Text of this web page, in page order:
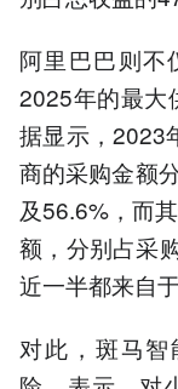
阿里巴巴则不
2025年的最大
据显示，2023
商的采购金额
及56.6%，而
额，分别占采
近一半都来自
对此，斑马